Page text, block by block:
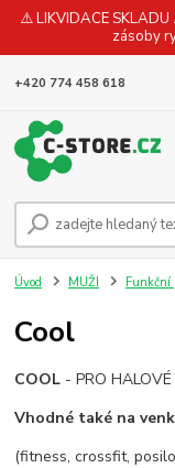
⚠️ LIKVIDACE
zásoby
+420 774 458 618
Úvod MUŽI Funkční
Cool
COOL - PRO
Vhodné také na
(fitness, crossfit,